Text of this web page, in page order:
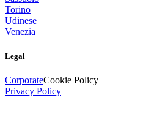
Torino
Udinese
Venezia
Legal
CorporateCookie Policy
Privacy Policy